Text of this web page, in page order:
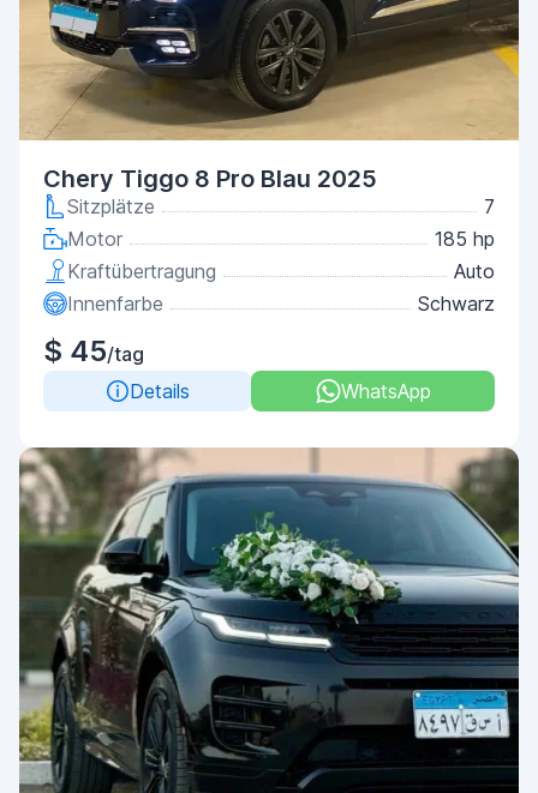
Chery Tiggo 8 Pro Blau 2025
Sitzplätze
7
Motor
185 hp
Kraftübertragung
Auto
Innenfarbe
Schwarz
$ 45/tag
Details
WhatsApp